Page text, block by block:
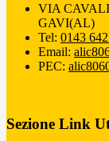
VIA
GAVI(AL)
Tel: 0143
Email:
PEC:
Sezione Link